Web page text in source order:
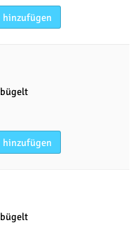
hinzufügen
hinzufügen